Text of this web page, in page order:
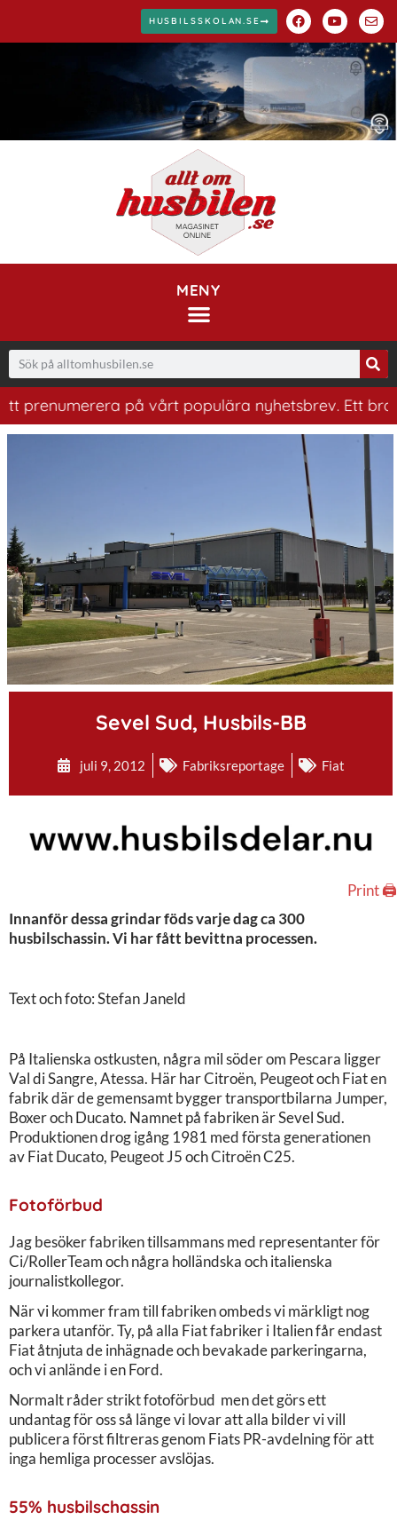
HUSBILSSKOLAN.SE
MENY
på vårt populära nyhetsbrev. Ett bra sätt
.
Sevel Sud, Husbils-BB
juli 9, 2012 Fabriksreportage Fiat
Print 🖨
Innanför dessa grindar föds varje dag ca 300
husbilschassin. Vi har fått bevittna processen.
Text och foto: Stefan Janeld
På Italienska ostkusten, några mil söder om Pescara ligger
Val di Sangre, Atessa. Här har Citroën, Peugeot och Fiat en
fabrik där de gemensamt bygger transportbilarna Jumper,
Boxer och Ducato. Namnet på fabriken är Sevel Sud.
Produktionen drog igång 1981 med första generationen
av Fiat Ducato, Peugeot J5 och Citroën C25.
Fotoförbud
Jag besöker fabriken tillsammans med representanter för
Ci/RollerTeam och några holländska och italienska
journalistkollegor.
När vi kommer fram till fabriken ombeds vi märkligt nog
parkera utanför. Ty, på alla Fiat fabriker i Italien får endast
Fiat åtnjuta de inhägnade och bevakade parkeringarna,
och vi anlände i en Ford.
Normalt råder strikt fotoförbud men det görs ett
undantag för oss så länge vi lovar att alla bilder vi vill
publicera först filtreras genom Fiats PR-avdelning för att
inga hemliga processer avslöjas.
55% husbilschassin